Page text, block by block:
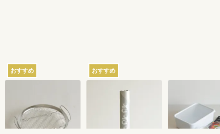
おすすめ
2,750
おすすめ
さささの和晒（わざ
らし）ロール ミシン
器 2.8L